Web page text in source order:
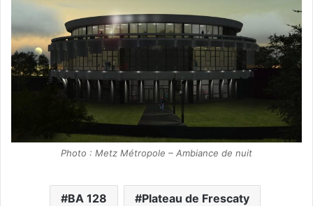
Photo : Metz Métropole – Ambiance de nuit
BA 128 Plateau de Frescaty